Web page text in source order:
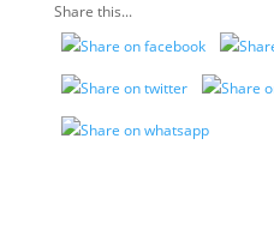
Share this...